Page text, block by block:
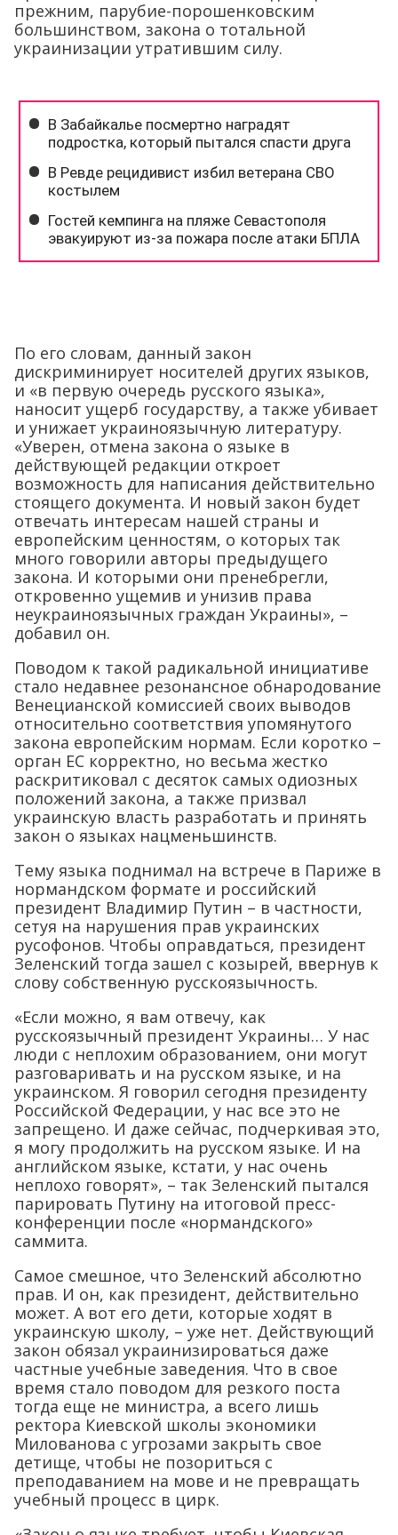
прежним, парубие-порошенковским
большинством, закона о тотальной
украинизации утратившим силу.
По его словам, данный закон
дискриминирует носителей других языков,
и «в первую очередь русского языка»,
наносит ущерб государству, а также убивает
и унижает украиноязычную литературу.
«Уверен, отмена закона о языке в
действующей редакции откроет
возможность для написания действительно
стоящего документа. И новый закон будет
отвечать интересам нашей страны и
европейским ценностям, о которых так
много говорили авторы предыдущего
закона. И которыми они пренебрегли,
откровенно ущемив и унизив права
неукраиноязычных граждан Украины», –
добавил он.
Поводом к такой радикальной инициативе
стало недавнее резонансное обнародование
Венецианской комиссией своих выводов
относительно соответствия упомянутого
закона европейским нормам. Если коротко –
орган ЕС корректно, но весьма жестко
раскритиковал с десяток самых одиозных
положений закона, а также призвал
украинскую власть разработать и принять
закон о языках нацменьшинств.
Тему языка поднимал на встрече в Париже в
нормандском формате и российский
президент Владимир Путин – в частности,
сетуя на нарушения прав украинских
русофонов. Чтобы оправдаться, президент
Зеленский тогда зашел с козырей, ввернув к
слову собственную русскоязычность.
«Если можно, я вам отвечу, как
русскоязычный президент Украины… У нас
люди с неплохим образованием, они могут
разговаривать и на русском языке, и на
украинском. Я говорил сегодня президенту
Российской Федерации, у нас все это не
запрещено. И даже сейчас, подчеркивая это,
я могу продолжить на русском языке. И на
английском языке, кстати, у нас очень
неплохо говорят», – так Зеленский пытался
парировать Путину на итоговой пресс-
конференции после «нормандского»
саммита.
Самое смешное, что Зеленский абсолютно
прав. И он, как президент, действительно
может. А вот его дети, которые ходят в
украинскую школу, – уже нет. Действующий
закон обязал украинизироваться даже
частные учебные заведения. Что в свое
время стало поводом для резкого поста
тогда еще не министра, а всего лишь
ректора Киевской школы экономики
Милованова с угрозами закрыть свое
детище, чтобы не позориться с
преподаванием на мове и не превращать
учебный процесс в цирк.